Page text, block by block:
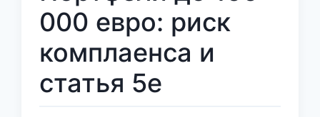
000 евро: риск
комплаенса и
статья 5e